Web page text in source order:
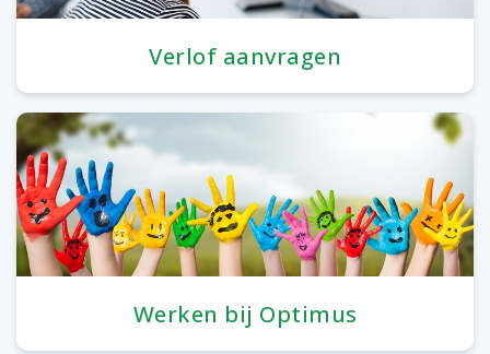
Verlof aanvragen
Werken bij Optimus